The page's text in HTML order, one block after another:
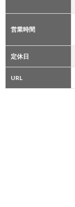
営業時間
定休日
URL